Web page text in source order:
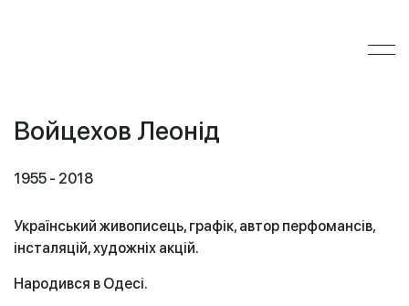
Войцехов Леонід
1955 - 2018
Український живописець, графік, автор перфомансів,
інсталяцій, художніх акцій.
Народився в Одесі.